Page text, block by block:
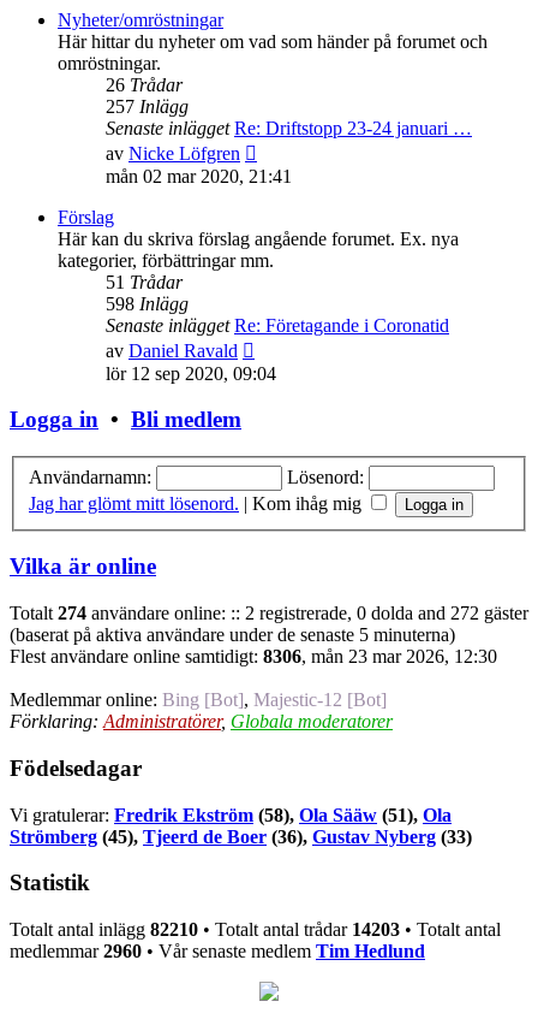
inlägget
Nyheter/omröstningar
Här hittar du nyheter om vad som händer på forumet och
omröstningar.
26 Trådar
257 Inlägg
Senaste inlägget Re: Driftstopp 23-24 januari …
av Nicke Löfgren
till
inlägget
mån 02 mar 2020, 21:41
Förslag
Här kan du skriva förslag angående forumet. Ex. nya
kategorier, förbättringar mm.
51 Trådar
598 Inlägg
Senaste inlägget Re: Företagande i Coronatid
av Daniel Ravald
till
lör 12 sep 2020, 09:04
Logga in • Bli medlem
Användarnamn:
Lösenord:
Jag har glömt mitt lösenord. | Kom ihåg mig
Vilka är online
Totalt 274 användare online: :: 2 registrerade, 0 dolda and 272 gäster
(baserat på aktiva användare under de senaste 5 minuterna)
Flest användare online samtidigt: 8306, mån 23 mar 2026, 12:30
Medlemmar online: Bing [Bot], Majestic-12 [Bot]
Förklaring: Administratörer, Globala moderatorer
Födelsedagar
Vi gratulerar: Fredrik Ekström (58), Ola Sääw (51), Ola
Strömberg (45), Tjeerd de Boer (36), Gustav Nyberg (33)
Statistik
Totalt antal inlägg 82210 • Totalt antal trådar 14203 • Totalt antal
medlemmar2960 • Vår senaste medlem Tim Hedlund